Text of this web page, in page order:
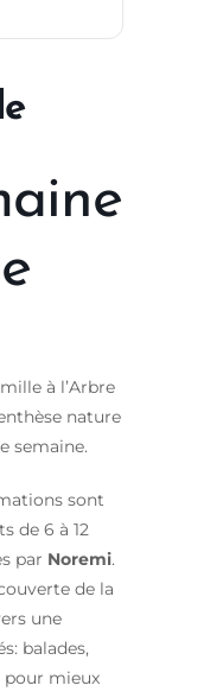
à l’Arbre
nature
semaine.
sont
de 6 à 12
par Noremi.
de la
une
balades,
pour mieux